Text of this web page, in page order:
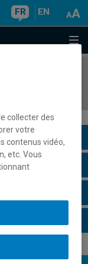
FR EN
collecter des
votre
contenus vidéo,
etc. Vous